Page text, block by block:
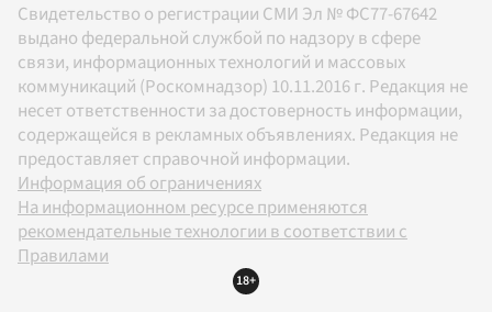
Свидетельство о регистрации СМИ Эл № ФС77-67642
выдано федеральной службой по надзору в сфере
связи, информационных технологий и массовых
коммуникаций (Роскомнадзор) 10.11.2016 г. Редакция не
несет ответственности за достоверность информации,
содержащейся в рекламных объявлениях. Редакция не
предоставляет справочной информации.
Информация об ограничениях
На информационном ресурсе применяются
рекомендательные технологии в соответствии с
Правилами
18+